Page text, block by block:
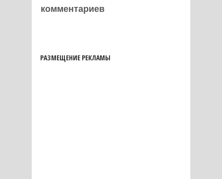
комментариев
РАЗМЕЩЕНИЕ РЕКЛАМЫ